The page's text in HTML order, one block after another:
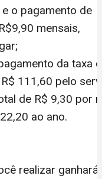
o pagamento de
mensais,
da taxa
111,60 pelo
de R$ 9,30 por
ao ano.
realizar ganhará